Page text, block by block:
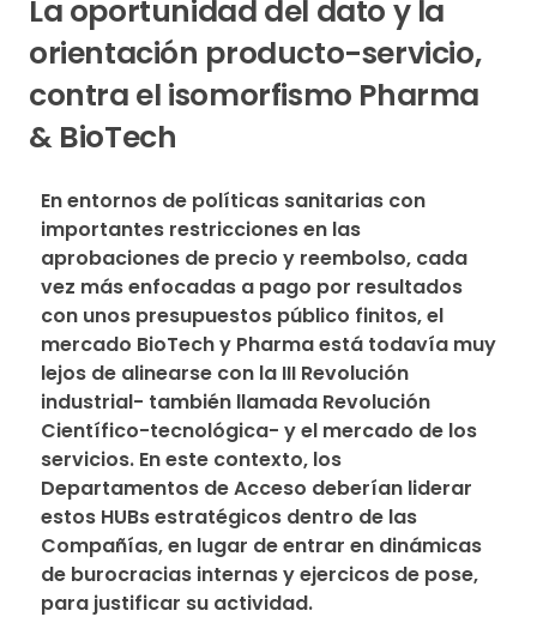
La oportunidad del dato y la
orientación producto-servicio,
contra el isomorfismo Pharma
& BioTech
En entornos de políticas sanitarias con
importantes restricciones en las
aprobaciones de precio y reembolso, cada
vez más enfocadas a pago por resultados
con unos presupuestos público finitos, el
mercado BioTech y Pharma está todavía muy
lejos de alinearse con la III Revolución
industrial- también llamada Revolución
Científico-tecnológica- y el mercado de los
servicios. En este contexto, los
Departamentos de Acceso deberían liderar
estos HUBs estratégicos dentro de las
Compañías, en lugar de entrar en dinámicas
de burocracias internas y ejercicos de pose,
para justificar su actividad.